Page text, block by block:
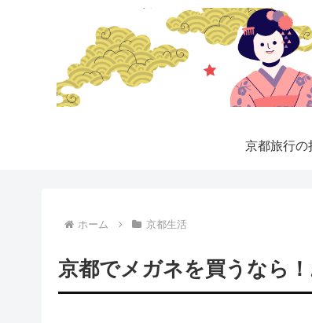
京都旅行の
ホーム 京都生活
京都でメガネを買うなら